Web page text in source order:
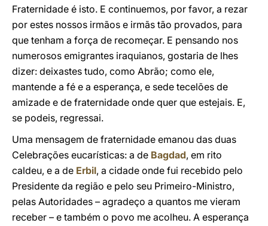
Fraternidade é isto. E continuemos, por favor, a rezar
por estes nossos irmãos e irmãs tão provados, para
que tenham a força de recomeçar. E pensando nos
numerosos emigrantes iraquianos, gostaria de lhes
dizer: deixastes tudo, como Abrão; como ele,
mantende a fé e a esperança, e sede tecelões de
amizade e de fraternidade onde quer que estejais. E,
se podeis, regressai.
Uma mensagem de fraternidade emanou das duas
Celebrações eucarísticas: a de Bagdad, em rito
caldeu, e a de Erbil, a cidade onde fui recebido pelo
Presidente da região e pelo seu Primeiro-Ministro,
pelas Autoridades – agradeço a quantos me vieram
receber – e também o povo me acolheu. A esperança